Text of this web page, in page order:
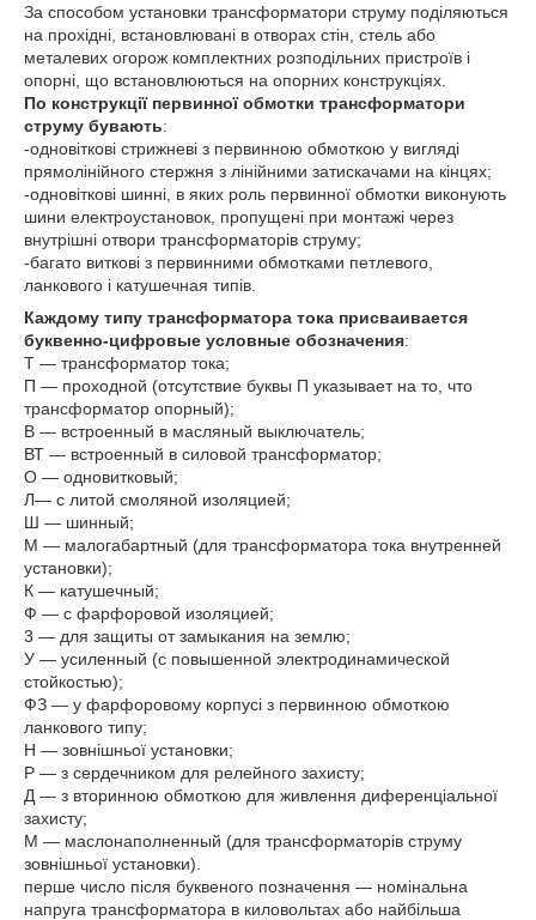
За способом установки трансформатори струму поділяються
на прохідні, встановлювані в отворах стін, стель або
металевих огорож комплектних розподільних пристроїв і
опорні, що встановлюються на опорних конструкціях.
По конструкції первинної обмотки трансформатори
струму бувають:
-одновіткові стрижневі з первинною обмоткою у вигляді
прямолінійного стержня з лінійними затискачами на кінцях;
-одновіткові шинні, в яких роль первинної обмотки виконують
шини електроустановок, пропущені при монтажі через
внутрішні отвори трансформаторів струму;
-багато виткові з первинними обмотками петлевого,
ланкового і катушечная типів.
Каждому типу трансформатора тока присваивается
буквенно-цифровые условные обозначения:
Т — трансформатор тока;
П — проходной (отсутствие буквы П указывает на то, что
трансформатор опорный);
В — встроенный в масляный выключатель;
ВТ — встроенный в силовой трансформатор;
О — одновитковый;
Л— с литой смоляной изоляцией;
Ш — шинный;
М — малогабартный (для трансформатора тока внутренней
установки);
К — катушечный;
Ф — с фарфоровой изоляцией;
3 — для защиты от замыкания на землю;
У — усиленный (с повышенной электродинамической
стойкостью);
ФЗ — у фарфоровому корпусі з первинною обмоткою
ланкового типу;
Н — зовнішньої установки;
Р — з сердечником для релейного захисту;
Д — з вторинною обмоткою для живлення диференціальної
захисту;
М — маслонаполненный (для трансформаторів струму
зовнішньої установки).
перше число після буквеного позначення — номінальна
напруга трансформатора в киловольтах або найбільша